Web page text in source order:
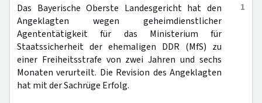
1
Das Bayerische Oberste Landesgericht hat den
Angeklagten wegen geheimdienstlicher
Agententätigkeit für das Ministerium für
Staatssicherheit der ehemaligen DDR (MfS) zu
einer Freiheitsstrafe von zwei Jahren und sechs
Monaten verurteilt. Die Revision des Angeklagten
hat mit der Sachrüge Erfolg.